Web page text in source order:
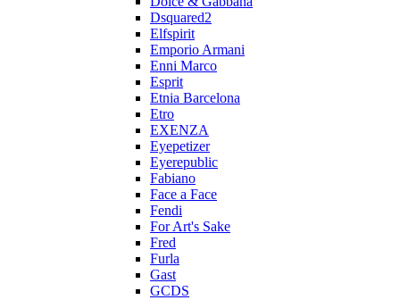
Dsquared2
Elfspirit
Emporio Armani
Enni Marco
Esprit
Etnia Barcelona
Etro
EXENZA
Eyepetizer
Eyerepublic
Fabiano
Face a Face
Fendi
For Art's Sake
Fred
Furla
Gast
GCDS